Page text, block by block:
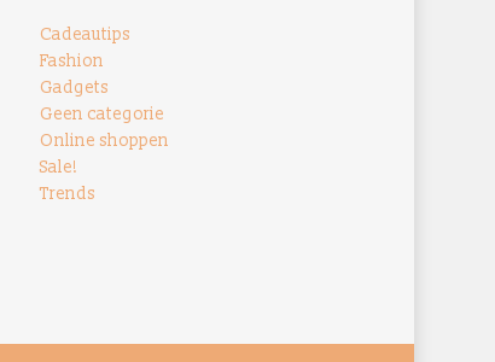
Cadeautips
Fashion
Gadgets
Geen categorie
Online shoppen
Sale!
Trends